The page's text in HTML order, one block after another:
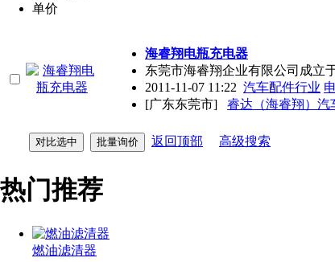
单价
海睿翔电瓶充电器
东莞市海睿翔企业有限公司成立
2011-11-07 11:22 汽车配件行业
[广东东莞市]
睿达（海睿翔）汽
返回顶部 高级搜索
热门推荐
燃油滤清器